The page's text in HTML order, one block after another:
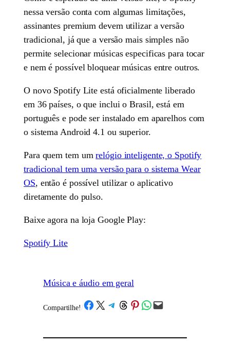
nessa versão conta com algumas limitações,
assinantes premium devem utilizar a versão
tradicional, já que a versão mais simples não
permite selecionar músicas especificas para tocar
e nem é possível bloquear músicas entre outros.
O novo Spotify Lite está oficialmente liberado
em 36 países, o que inclui o Brasil, está em
português e pode ser instalado em aparelhos com
o sistema Android 4.1 ou superior.
Para quem tem umrelógio inteligente, o Spotify
tradicional tem uma versão para o sistema Wear
OS, então é possível utilizar o aplicativo
diretamente do pulso.
Baixe agora na loja Google Play:
Spotify Lite
Música e áudio em geral
Compartilhe! /Share on Facebook
Share on X Share on Telegram
Share on Threads
Share on Pinterest
Share on WhatsApp
Email this Page